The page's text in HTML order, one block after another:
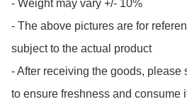
- Weight may vary +/- 10%
- The above pictures are for
subject to the actual product
- After receiving the goods, please
to ensure freshness and consume